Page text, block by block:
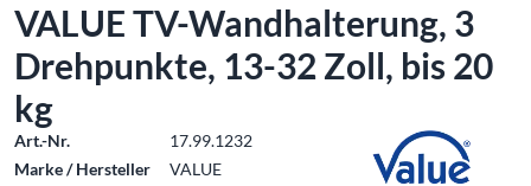
VALUE TV-Wandhalterung, 3
Drehpunkte, 13-32 Zoll, bis 20
kg
Art.-Nr.
17.99.1232
Marke / Hersteller
VALUE